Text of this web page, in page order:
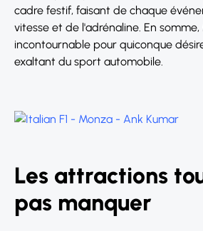
cadre festif, faisant de chaque
vitesse et de l'adrénaline. En
incontournable pour quiconque
exaltant du sport automobile.
Les attractions
pas manquer